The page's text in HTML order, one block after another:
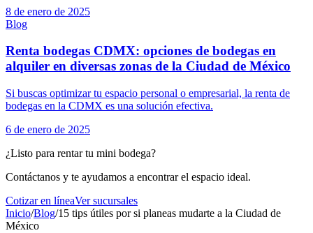
8 de enero de 2025
Blog
Renta bodegas CDMX: opciones de bodegas en
alquiler en diversas zonas de la Ciudad de México
Si buscas optimizar tu espacio personal o empresarial, la renta de
bodegas en la CDMX es una solución efectiva.
6 de enero de 2025
¿Listo para rentar tu mini bodega?
Contáctanos y te ayudamos a encontrar el espacio ideal.
Cotizar en líneaVer sucursales
Inicio/Blog/15 tips útiles por si planeas mudarte a la Ciudad de
México